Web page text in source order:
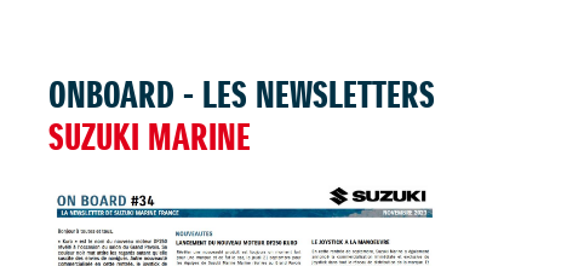
ONBOARD - LES NEWSLETTERS
SUZUKI MARINE